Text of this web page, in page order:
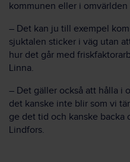
kommunen eller i omvärlden
– Det kan ju till exempel
sjuktalen sticker i väg utan
hur det går med
Linna.
– Det gäller också att hålla i
det kanske inte blir som vi
ge det tid och kanske backa
Lindfors.